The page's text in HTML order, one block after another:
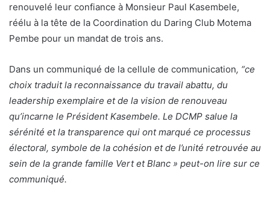
renouvelé leur confiance à Monsieur Paul Kasembele,
réélu à la tête de la Coordination du Daring Club Motema
Pembe pour un mandat de trois ans.
Dans un communiqué de la cellule de communication, “ce
choix traduit la reconnaissance du travail abattu, du
leadership exemplaire et de la vision de renouveau
qu’incarne le Président Kasembele. Le DCMP salue la
sérénité et la transparence qui ont marqué ce processus
électoral, symbole de la cohésion et de l’unité retrouvée au
sein de la grande famille Vert et Blanc » peut-on lire sur ce
communiqué.